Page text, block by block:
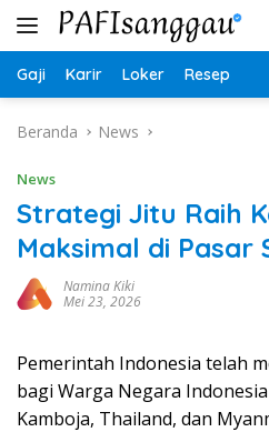
Langsung
Gaji Karir Loker Resep
Beranda News
News
Strategi Jitu Raih
Maksimal di Pasar
Namina Kiki
Mei 23, 2026
Pemerintah Indonesia telah
bagi Warga Negara
Kamboja, Thailand, dan